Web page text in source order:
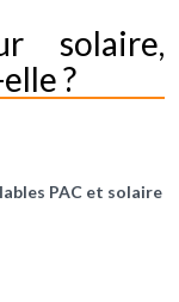
solaire,
?
PAC et solaire